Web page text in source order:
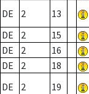
DE
2 13
DE
2 15
DE
2 16
DE
2 18
DE
2 19